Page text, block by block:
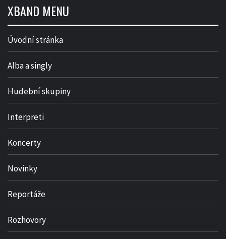
XBAND MENU
Úvodní stránka
Alba a singly
Hudební skupiny
Interpreti
Koncerty
Novinky
Reportáže
Rozhovory